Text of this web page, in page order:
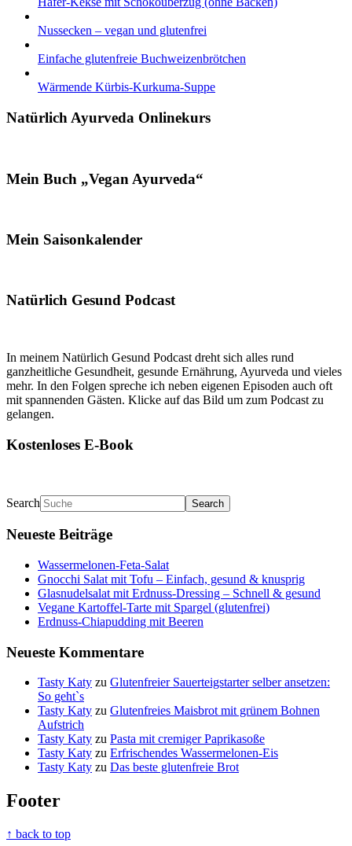
Nussecken – vegan und glutenfrei
Einfache glutenfreie Buchweizenbrötchen
Wärmende Kürbis-Kurkuma-Suppe
Natürlich Ayurveda Onlinekurs
Mein Buch „Vegan Ayurveda“
Mein Saisonkalender
Natürlich Gesund Podcast
In meinem Natürlich Gesund Podcast dreht sich alles rund
ganzheitliche Gesundheit, gesunde Ernährung, Ayurveda und vieles
mehr. In den Folgen spreche ich neben eigenen Episoden auch oft
mit spannenden Gästen. Klicke auf das Bild um zum Podcast zu
gelangen.
Kostenloses E-Book
Search
Neueste Beiträge
Wassermelonen-Feta-Salat
Gnocchi Salat mit Tofu – Einfach, gesund & knusprig
Glasnudelsalat mit Erdnuss-Dressing – Schnell & gesund
Vegane Kartoffel-Tarte mit Spargel (glutenfrei)
Erdnuss-Chiapudding mit Beeren
Neueste Kommentare
Tasty Katy zu Glutenfreier Sauerteigstarter selber ansetzen:
So geht`s
Tasty Katy zu Glutenfreies Maisbrot mit grünem Bohnen
Aufstrich
Tasty Katy zu Pasta mit cremiger Paprikasoße
Tasty Katy zu Erfrischendes Wassermelonen-Eis
Tasty Katy zu Das beste glutenfreie Brot
Footer
↑ back to top